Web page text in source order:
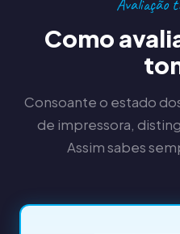
Avaliação
Como
Consoante o estado
de impressora,
Assim sabes